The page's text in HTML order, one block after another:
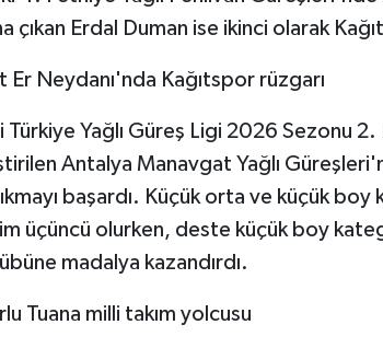
çıkan Erdal Duman ise ikinci olarak
Er Neydanı'nda Kağıtspor rüzgarı
Türkiye Yağlı Güreş Ligi 2026 Sezonu 2.
Antalya Manavgat Yağlı
başardı. Küçük orta ve küçük
üçüncü olurken, deste küçük boy
madalya kazandırdı.
Tuana milli takım yolcusu